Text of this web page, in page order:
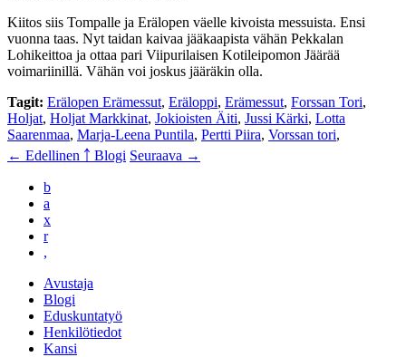
Kiitos siis Tompalle ja Erälopen väelle kivoista messuista. Ensi
vuonna taas. Nyt taidan kaivaa jääkaapista vähän Pekkalan
Lohikeittoa ja ottaa pari Viipurilaisen Kotileipomon Jäärää
voimariinillä. Vähän voi joskus jääräkin olla.
Tagit: Erälopen Erämessut, Eräloppi, Erämessut, Forssan Tori,
Holjat, Holjat Markkinat, Jokioisten Äiti, Jussi Kärki, Lotta
Saarenmaa, Marja-Leena Puntila, Pertti Piira, Vorssan tori,
← Edellinen ￪ Blogi Seuraava →
b
a
x
r
,
Avustaja
Blogi
Eduskuntatyö
Henkilötiedot
Kansi